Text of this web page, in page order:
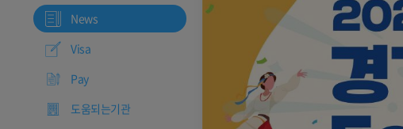
News
Visa
Pay
도움되는기관